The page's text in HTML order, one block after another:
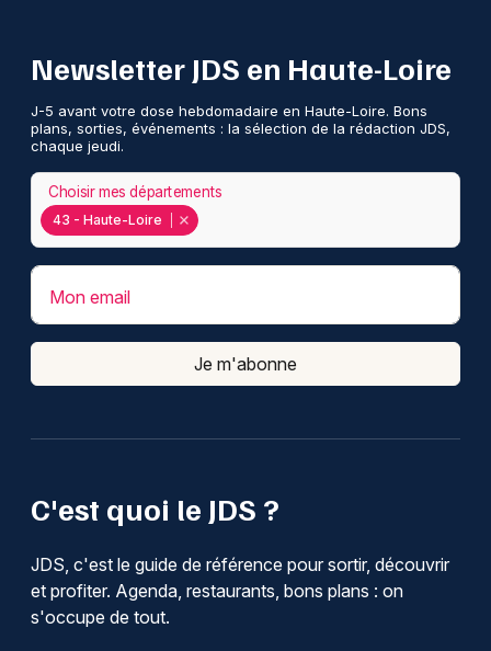
C'est quoi le JDS ?
JDS, c'est le guide de référence pour sortir, découvrir
et profiter. Agenda, restaurants, bons plans : on
s'occupe de tout.
Newsletter JDS en Haute-Loire
J-5 avant votre dose hebdomadaire en Haute-Loire. Bons
plans, sorties, événements : la sélection de la rédaction JDS,
chaque jeudi.
43 - Haute-Loire
Choisir mes départements
Mon email
Je m'abonne